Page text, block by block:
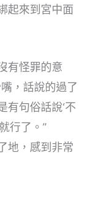
起來到宮中面
有怪罪的意
，話說的過了
有句俗話說‘不
行了。”
地，感到非常